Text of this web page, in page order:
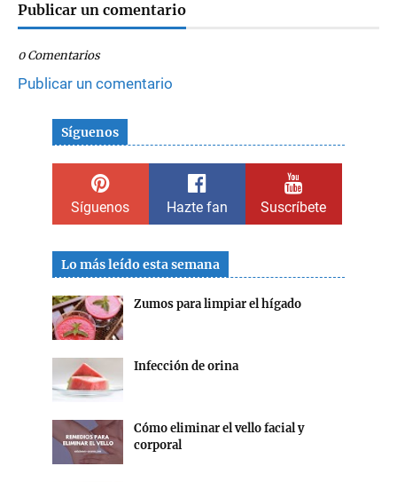
Publicar un comentario
0 Comentarios
Publicar un comentario
Síguenos
Síguenos Hazte fan Suscríbete
Lo más leído esta semana
Zumos para limpiar el hígado
Infección de orina
Cómo eliminar el vello facial y
corporal